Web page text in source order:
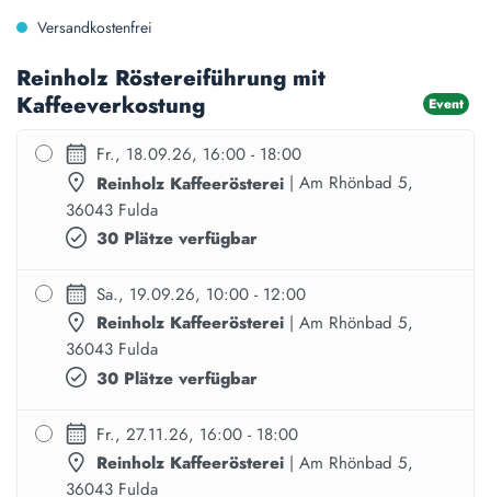
Versandkostenfrei
Reinholz Röstereiführung mit
Kaffeeverkostung
Event
Fr., 18.09.26, 16:00 - 18:00
Reinholz Kaffeerösterei | Am Rhönbad 5,
36043 Fulda
30 Plätze verfügbar
Sa., 19.09.26, 10:00 - 12:00
Reinholz Kaffeerösterei | Am Rhönbad 5,
36043 Fulda
30 Plätze verfügbar
Fr., 27.11.26, 16:00 - 18:00
Reinholz Kaffeerösterei | Am Rhönbad 5,
36043 Fulda